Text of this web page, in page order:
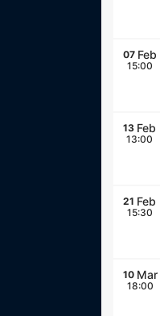
07 Feb
15:00
13 Feb
13:00
21 Feb
15:30
10 Mar
18:00